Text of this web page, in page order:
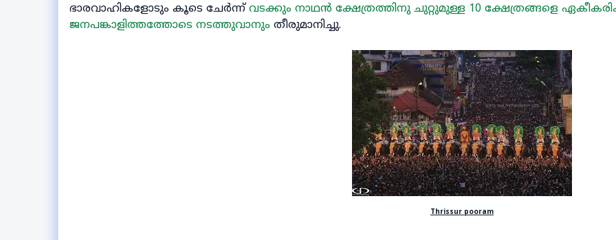
ഭാരവാഹികളോടും കൂടെ ചേർന്ന് വടക്കും നാഥൻ ക്ഷേത്രത്തിനു ചുറ്റുമുള്ള 10 ക്ഷേത്രങ്ങളെ
ജനപങ്കാളിത്തത്തോടെ നടത്തുവാനും തീരുമാനിച്ചു.
Thrissur pooram